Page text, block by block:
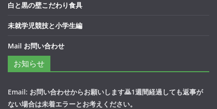
白と黒の壁こだわり食具
未就学児競技と小学生編
Mail お問い合わせ
お知らせ
Email: お問い合わせからお願いします🙇1週間経過しても返事が
ない場合は未着エラーとお考えください。